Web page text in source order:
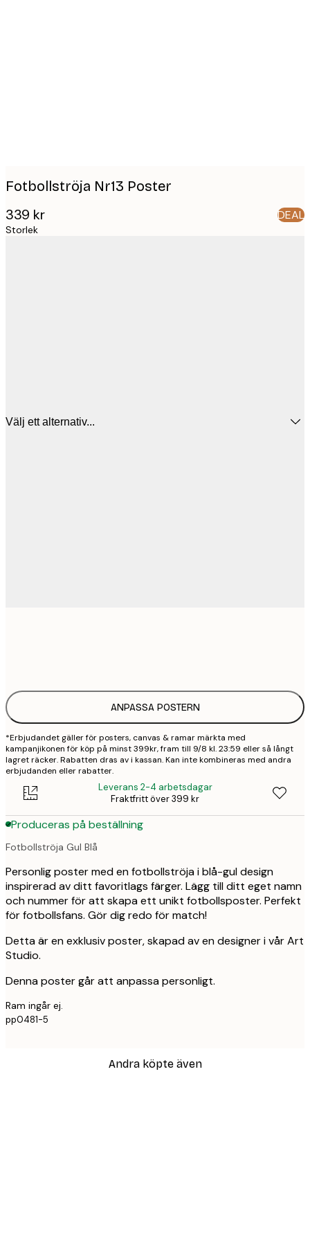
Fotbollströja Nr13 Poster
339 kr DEAL
Storlek
Välj ett alternativ...
ANPASSA POSTERN
*Erbjudandet gäller för posters, canvas & ramar märkta med
kampanjikonen för köp på minst 399kr, fram till 9/8 kl. 23:59 eller så långt
lagret räcker. Rabatten dras av i kassan. Kan inte kombineras med andra
erbjudanden eller rabatter.
Leverans 2-4 arbetsdagar
Fraktfritt över 399 kr
Produceras på beställning
Fotbollströja Gul Blå
Personlig poster med en fotbollströja i blå-gul design
inspirerad av ditt favoritlags färger. Lägg till ditt eget namn
och nummer för att skapa ett unikt fotbollsposter. Perfekt
för fotbollsfans. Gör dig redo för match!
Detta är en exklusiv poster, skapad av en designer i vår Art
Studio.
Denna poster går att anpassa personligt.
Ram ingår ej.
pp0481-5
Andra köpte även